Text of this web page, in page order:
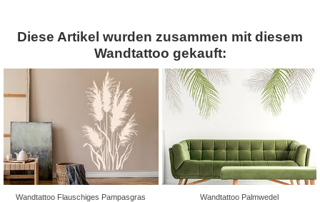
Diese Artikel wurden zusammen mit diesem
Wandtattoo gekauft:
Wandtattoo Flauschiges Pampasgras
Wandtattoo Palmwedel